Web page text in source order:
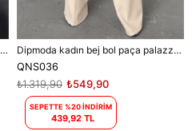
Dipmoda kadın atlas kumaş cırtlı palazzo pantolon DPGTS029 - Siyah
Dipmoda kadın bej bol paça palazzo kumaş pantolon DPQNS036
QNS036
₺549,90
₺1.319,90
SEPETTE %20 İNDİRİM
439,92 TL